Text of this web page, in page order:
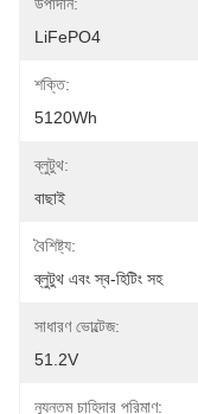
LiFePO4
শক্তি:
5120Wh
ব্লুটুথ:
বাছাই
বৈশিষ্ট্য:
ব্লুটুথ এবং স্ব-হিটিং সহ
সাধারণ ভোল্টেজ:
51.2V
ন্যূনতম চাহিদার পরিমাণ: